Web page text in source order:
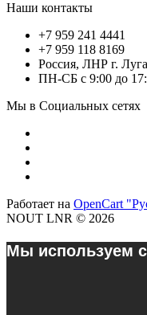
Наши контакты
+7 959 241 4441
+7 959 118 8169
Россия, ЛНР г.
ПН-СБ с 9:00 до
Мы в Социальных сетях
Работает на OpenCart
NOUT LNR © 2026
Мы используем